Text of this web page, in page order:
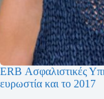
ERB Ασφαλιστικές
ευρωστία και το 2017